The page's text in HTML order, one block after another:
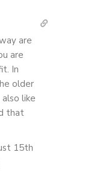
are
are
In
older
like
that
15th